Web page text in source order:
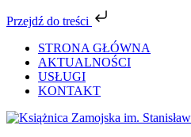
Przejdź do treści
zawartości
STRONA GŁÓWNA
AKTUALNOŚCI
USŁUGI
KONTAKT
Facebook
YouTube
Instagram
Tiktok